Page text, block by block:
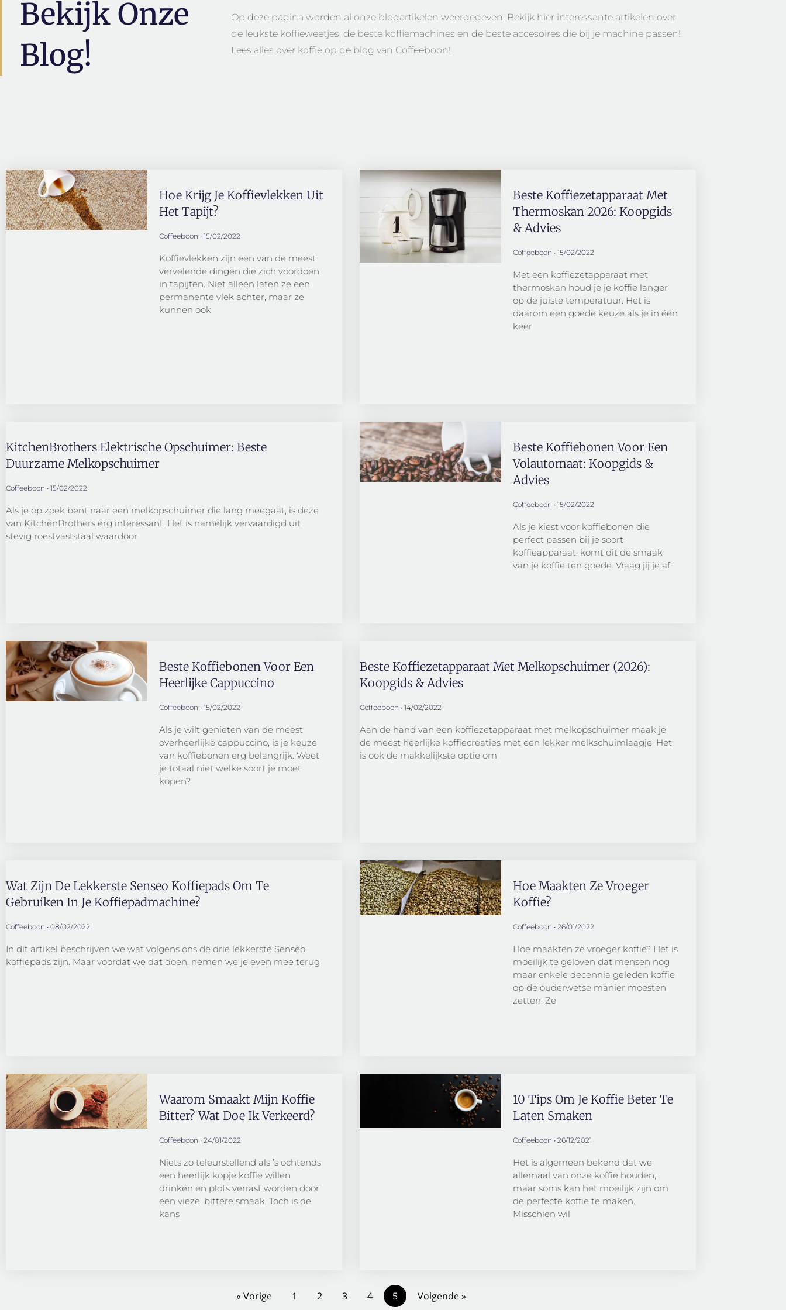
Bekijk Onze
Blog!
Op deze pagina worden al onze blogartikelen weergegeven. Bekijk hier interessante artikelen over
de leukste koffieweetjes, de beste koffiemachines en de beste accesoires die bij je machine passen!
Lees alles over koffie op de blog van Coffeeboon!
Hoe Krijg Je Koffievlekken Uit
Het Tapijt?
Coffeeboon 15/02/2022
Koffievlekken zijn een van de meest
vervelende dingen die zich voordoen
in tapijten. Niet alleen laten ze een
permanente vlek achter, maar ze
kunnen ook
Beste Koffiezetapparaat Met
Thermoskan 2026: Koopgids
& Advies
Coffeeboon 15/02/2022
Met een koffiezetapparaat met
thermoskan houd je je koffie langer
op de juiste temperatuur. Het is
daarom een goede keuze als je in één
keer
KitchenBrothers Elektrische Opschuimer: Beste
Duurzame Melkopschuimer
Coffeeboon 15/02/2022
Als je op zoek bent naar een melkopschuimer die lang meegaat, is deze
van KitchenBrothers erg interessant. Het is namelijk vervaardigd uit
stevig roestvaststaal waardoor
Beste Koffiebonen Voor Een
Volautomaat: Koopgids &
Advies
Coffeeboon 15/02/2022
Als je kiest voor koffiebonen die
perfect passen bij je soort
koffieapparaat, komt dit de smaak
van je koffie ten goede. Vraag jij je af
Beste Koffiebonen Voor Een
Heerlijke Cappuccino
Coffeeboon 15/02/2022
Als je wilt genieten van de meest
overheerlijke cappuccino, is je keuze
van koffiebonen erg belangrijk. Weet
je totaal niet welke soort je moet
kopen?
Beste Koffiezetapparaat Met Melkopschuimer (2026):
Koopgids & Advies
Coffeeboon 14/02/2022
Aan de hand van een koffiezetapparaat met melkopschuimer maak je
de meest heerlijke koffiecreaties met een lekker melkschuimlaagje. Het
is ook de makkelijkste optie om
Wat Zijn De Lekkerste Senseo Koffiepads Om Te
Gebruiken In Je Koffiepadmachine?
Coffeeboon 08/02/2022
In dit artikel beschrijven we wat volgens ons de drie lekkerste Senseo
koffiepads zijn. Maar voordat we dat doen, nemen we je even mee terug
Hoe Maakten Ze Vroeger
Koffie?
Coffeeboon 26/01/2022
Hoe maakten ze vroeger koffie? Het is
moeilijk te geloven dat mensen nog
maar enkele decennia geleden koffie
op de ouderwetse manier moesten
zetten. Ze
Waarom Smaakt Mijn Koffie
Bitter? Wat Doe Ik Verkeerd?
Coffeeboon 24/01/2022
Niets zo teleurstellend als ’s ochtends
een heerlijk kopje koffie willen
drinken en plots verrast worden door
een vieze, bittere smaak. Toch is de
kans
10 Tips Om Je Koffie Beter Te
Laten Smaken
Coffeeboon 26/12/2021
Het is algemeen bekend dat we
allemaal van onze koffie houden,
maar soms kan het moeilijk zijn om
de perfecte koffie te maken.
Misschien wil
« Vorige 1 2 3 4 5 Volgende »